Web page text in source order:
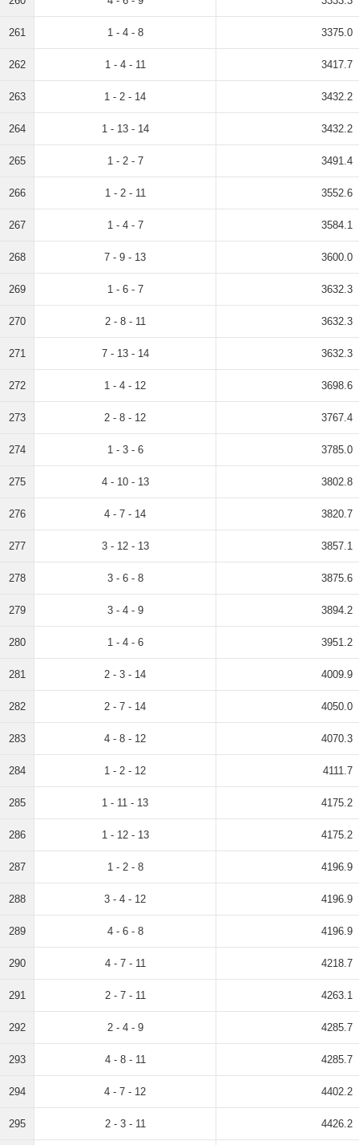
261 1 - 4 - 8 3375.0
262 1 - 4 - 11 3417.7
263 1 - 2 - 14 3432.2
264 1 - 13 - 14 3432.2
265 1 - 2 - 7 3491.4
266 1 - 2 - 11 3552.6
267 1 - 4 - 7 3584.1
268 7 - 9 - 13 3600.0
269 1 - 6 - 7 3632.3
270 2 - 8 - 11 3632.3
271 7 - 13 - 14 3632.3
272 1 - 4 - 12 3698.6
273 2 - 8 - 12 3767.4
274 1 - 3 - 6 3785.0
275 4 - 10 - 13 3802.8
276 4 - 7 - 14 3820.7
277 3 - 12 - 13 3857.1
278 3 - 6 - 8 3875.6
279 3 - 4 - 9 3894.2
280 1 - 4 - 6 3951.2
281 2 - 3 - 14 4009.9
282 2 - 7 - 14 4050.0
283 4 - 8 - 12 4070.3
284 1 - 2 - 12 4111.7
285 1 - 11 - 13 4175.2
286 1 - 12 - 13 4175.2
287 1 - 2 - 8 4196.9
288 3 - 4 - 12 4196.9
289 4 - 6 - 8 4196.9
290 4 - 7 - 11 4218.7
291 2 - 7 - 11 4263.1
292 2 - 4 - 9 4285.7
293 4 - 8 - 11 4285.7
294 4 - 7 - 12 4402.2
295 2 - 3 - 11 4426.2